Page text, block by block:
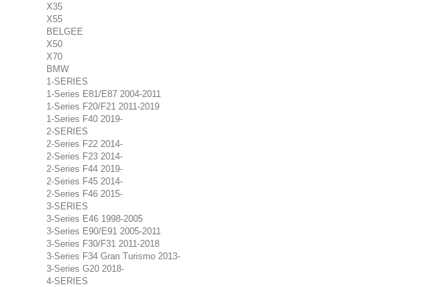
X35
X55
BELGEE
X50
X70
BMW
1-SERIES
1-Series E81/E87 2004-2011
1-Series F20/F21 2011-2019
1-Series F40 2019-
2-SERIES
2-Series F22 2014-
2-Series F23 2014-
2-Series F44 2019-
2-Series F45 2014-
2-Series F46 2015-
3-SERIES
3-Series E46 1998-2005
3-Series E90/E91 2005-2011
3-Series F30/F31 2011-2018
3-Series F34 Gran Turismo 2013-
3-Series G20 2018-
4-SERIES